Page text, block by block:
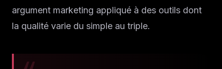
argument marketing appliqué à des outils dont
la qualité varie du simple au triple.